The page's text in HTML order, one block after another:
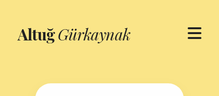
AltuğGürkaynak